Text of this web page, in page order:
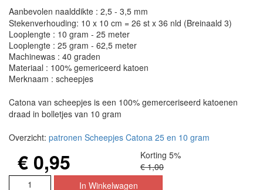
Aanbevolen naalddikte : 2,5 - 3,5 mm
Stekenverhouding: 10 x 10 cm = 26 st x 36 nld (Breinaald 3)
Looplengte : 10 gram - 25 meter
Looplengte : 25 gram - 62,5 meter
Machinewas : 40 graden
Materiaal : 100% gemericeerd katoen
Merknaam : scheepjes
Catona van scheepjes is een 100% gemerceriseerd katoenen
draad in bolletjes van 10 gram
Overzicht: patronen Scheepjes Catona 25 en 10 gram
€ 0,95
Korting 5%
€ 1,00